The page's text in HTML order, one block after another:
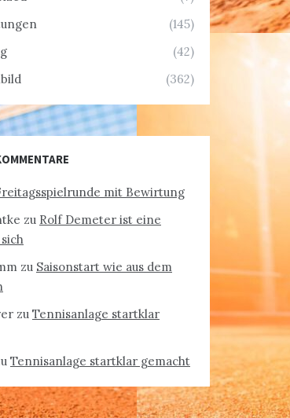
(145)
(42)
(362)
mit Bewirtung
zu Rolf Demeter ist eine
zu Saisonstart wie aus dem
zu Tennisanlage startklar
Tennisanlage startklar gemacht